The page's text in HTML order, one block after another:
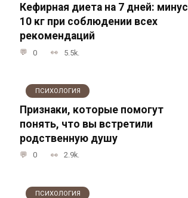
Кефирная диета на 7 дней: минус
10 кг при соблюдении всех
рекомендаций
0 5.5k.
ПСИХОЛОГИЯ
Признаки, которые помогут
понять, что вы встретили
родственную душу
0 2.9k.
ПСИХОЛОГИЯ